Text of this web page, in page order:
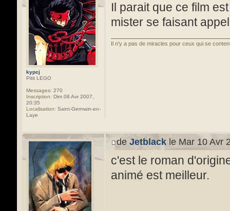
kypcj
Pitit LEGO
Messages: 270
Inscription: Dim 08 Avr 2007,
20:35
Localisation: Saint-Germain-en-
Laye
Il parait que ce film
mister se faisant
Il n'y a pas de miracles pour ceux qui se
deJetblack le Mar 10 Avr
c'est le roman
animé est meilleur.